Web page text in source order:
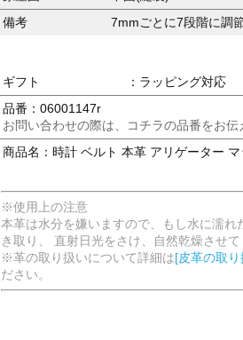
備考
7mmごとに7段階に調
ギフト
：ラッピング対応
品番：06001147r
お問い合わせの際は、コチラの品番をお伝
商品名：時計 ベルト 本革 アリゲーター
※使用上の注意
本革は水分を嫌いますので、もし水に濡れ
き取り、 直射日光をさけ、自然乾燥させて
※革の取り扱いについて詳細は[皮革の取
ださい。